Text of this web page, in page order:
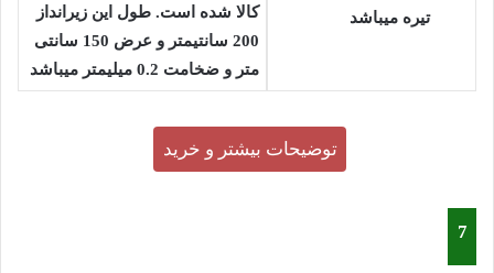
تیره میباشد
کالا شده است. طول این زیرانداز
200 سانتیمتر و عرض 150 سانتی
متر و ضخامت 0.2 میلیمتر میباشد
توضیحات بیشتر و خرید
7